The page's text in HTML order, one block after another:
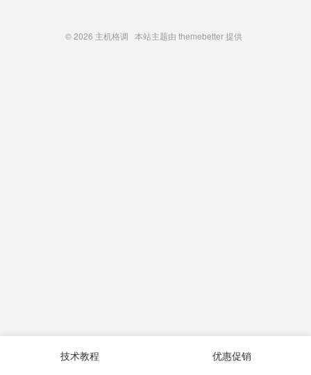
© 2026 主机格调 本站主题由 themebetter提供
技术教程 优惠促销